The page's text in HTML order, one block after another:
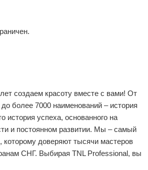
создаем красоту вместе с вами! От
более 7000 наименований – история
история успеха, основанного на
и постоянном развитии. Мы – самый
доверяют тысячи мастеров
СНГ. Выбирая TNL Professional, вы